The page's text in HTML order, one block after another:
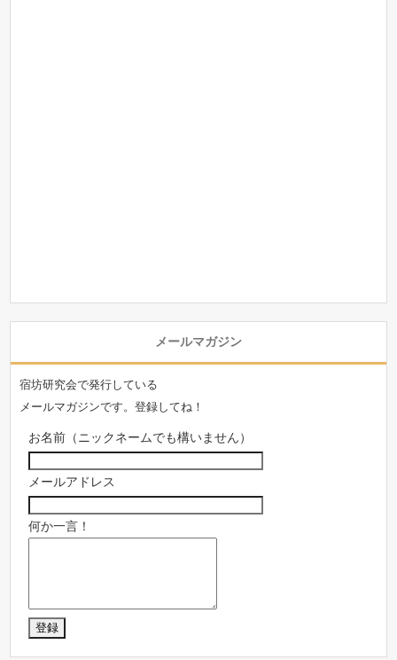
メールマガジン
宿坊研究会で発行している
メールマガジンです。登録してね！
お名前（ニックネームでも構いません）
メールアドレス
何か一言！